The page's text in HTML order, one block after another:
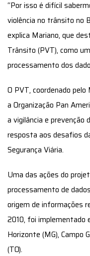
“Por isso é difícil
violência no trânsito no
explica Mariano, que
Trânsito (PVT), como
processamento dos
O PVT, coordenado
a Organização Pan
a vigilância e
resposta aos desafios
Segurança Viária.
Uma das ações do
processamento de
origem de informações
2010, foi implementado
Horizonte (MG), Campo
(TO).